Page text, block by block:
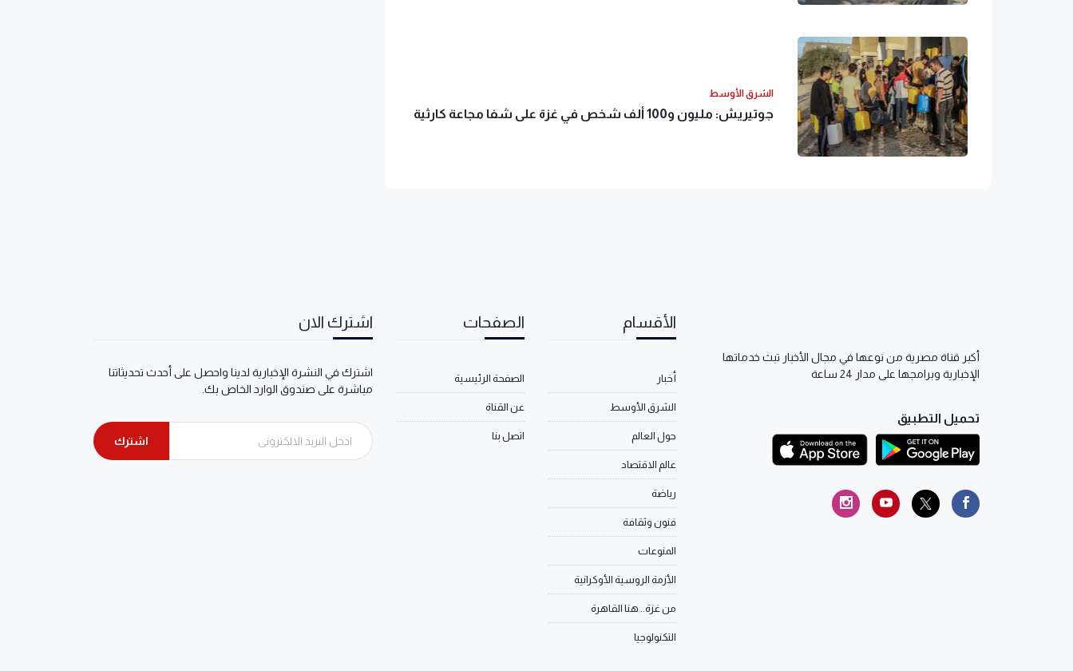
الشرق الأوسط
جوتيريش: مليون و100 ألف شخص في غزة على شفا مجاعة كارثية
أكبر قناة مصرية من نوعها في مجال الأخبار تبث خدماتها
الإخبارية وبرامجها على مدار 24 ساعة
تحميل التطبيق
الأقسام
أخبار
الشرق الأوسط
حول العالم
عالم الاقتصاد
رياضة
فنون وثقافة
المنوعات
الأزمة الروسية الأوكرانية
من غزة.. هنا القاهرة
التكنولوجيا
الصفحات
الصفحة الرئيسية
عن القناة
اتصل بنا
اشترك الان
اشترك في النشرة الإخبارية لدينا واحصل على أحدث تحديثاتنا
مباشرة على صندوق الوارد الخاص بك.
اشترك